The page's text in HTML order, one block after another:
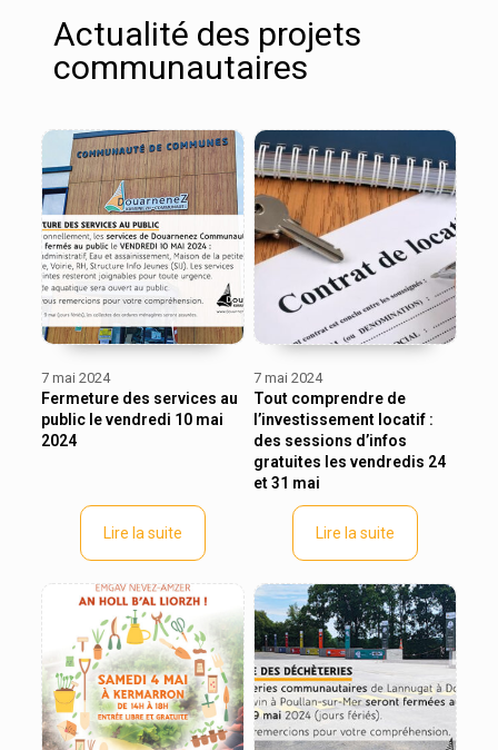
Actualité des projets
communautaires
7 mai 2024
Fermeture des services au
public le vendredi 10 mai
2024
Lire la suite
7 mai 2024
Tout comprendre de
l’investissement locatif :
des sessions d’infos
gratuites les vendredis 24
et 31 mai
Lire la suite